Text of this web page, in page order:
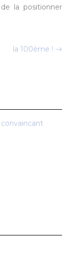
la positionner
la 100ème !